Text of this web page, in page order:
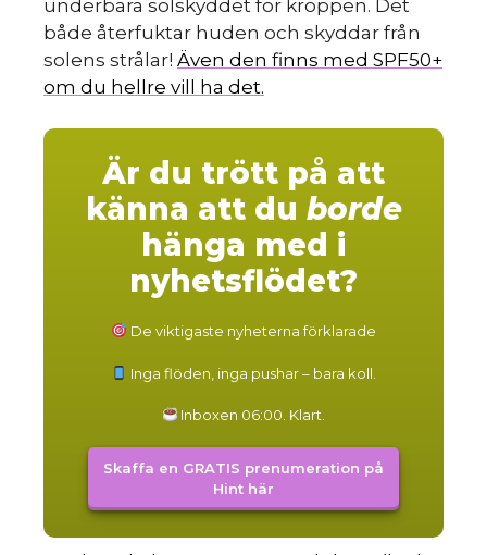
underbara solskyddet för kroppen. Det
både återfuktar huden och skyddar från
solens strålar! Även den finns med SPF50+
om du hellre vill ha det.
Är du trött på att
känna att du borde
hänga med i
nyhetsflödet?
De viktigaste nyheterna förklarade
Inga flöden, inga pushar – bara koll.
Inboxen 06:00. Klart.
Skaffa en GRATIS prenumeration på
Hint här